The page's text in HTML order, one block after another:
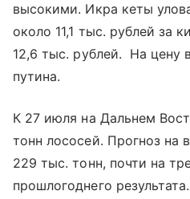
высокими. Икра кеты
около 11,1 тыс. рублей за
12,6 тыс. рублей. На цену
путина.
К 27 июля на Дальнем
тонн лососей. Прогноз на
229 тыс. тонн, почти на
прошлогоднего